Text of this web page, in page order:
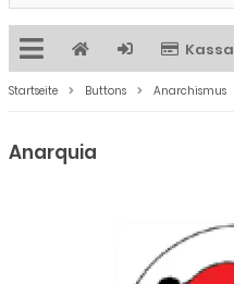
Kassa
Startseite Buttons Anarchismus
Anarquia